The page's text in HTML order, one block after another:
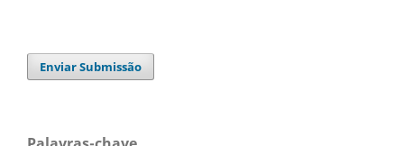
Enviar Submissão